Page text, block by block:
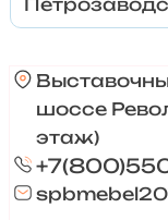
шоссе
этаж)